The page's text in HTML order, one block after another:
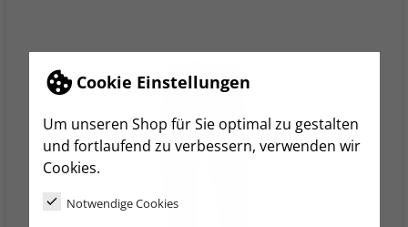
Cookie Einstellungen
Um unseren Shop für Sie optimal zu gestalten
und fortlaufend zu verbessern, verwenden wir
Cookies.
Notwendige Cookies